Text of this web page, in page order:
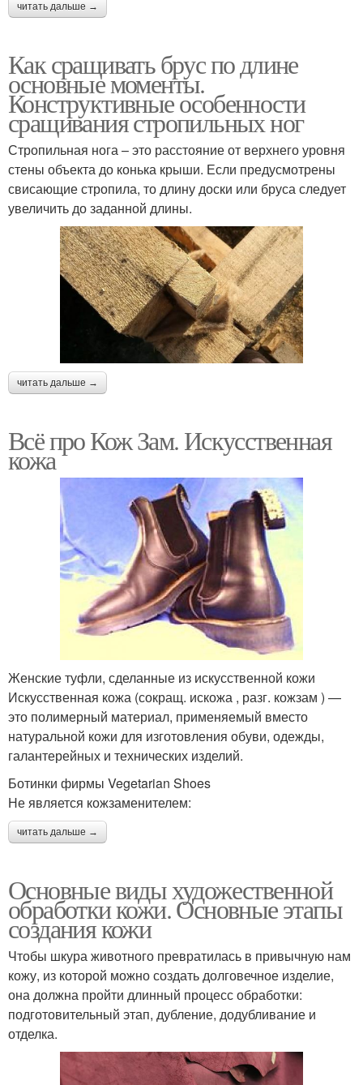
читать дальше →
Как сращивать брус по длине
основные моменты.
Конструктивные особенности
сращивания стропильных ног
Стропильная нога – это расстояние от верхнего уровня
стены объекта до конька крыши. Если предусмотрены
свисающие стропила, то длину доски или бруса следует
увеличить до заданной длины.
читать дальше →
Всё про Кож Зам. Искусственная
кожа
Женские туфли, сделанные из искусственной кожи
Искусственная кожа (сокращ. искожа , разг. кожзам ) —
это полимерный материал, применяемый вместо
натуральной кожи для изготовления обуви, одежды,
галантерейных и технических изделий.
Ботинки фирмы Vegetarian Shoes
Не является кожзаменителем:
читать дальше →
Основные виды художественной
обработки кожи. Основные этапы
создания кожи
Чтобы шкура животного превратилась в привычную нам
кожу, из которой можно создать долговечное изделие,
она должна пройти длинный процесс обработки:
подготовительный этап, дубление, додубливание и
отделка.